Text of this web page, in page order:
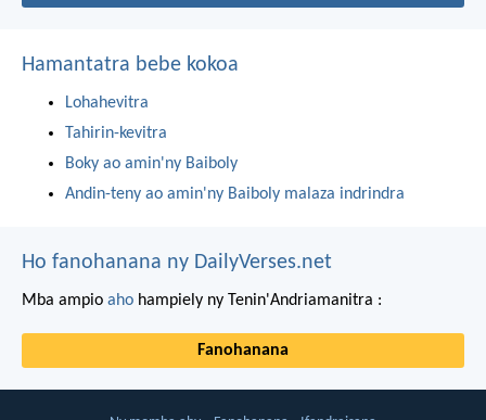
Hamantatra bebe kokoa
Lohahevitra
Tahirin-kevitra
Boky ao amin'ny Baiboly
Andin-teny ao amin'ny Baiboly malaza indrindra
Ho fanohanana ny DailyVerses.net
Mba ampio aho hampiely ny Tenin'Andriamanitra :
Fanohanana